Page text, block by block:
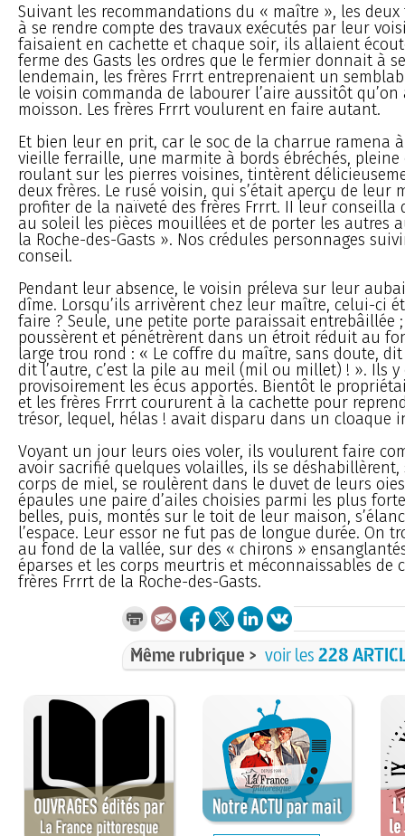
Suivant les recommandations du « maître », les deux
à se rendre compte des travaux exécutés par leur
faisaient en cachette et chaque soir, ils allaient
ferme des Gasts les ordres que le fermier donnait à
lendemain, les frères Frrrt entreprenaient un
le voisin commanda de labourer l’aire aussitôt
moisson. Les frères Frrrt voulurent en faire autant.
Et bien leur en prit, car le soc de la charrue ramena
vieille ferraille, une marmite à bords ébréchés, pleine
roulant sur les pierres voisines, tintèrent
deux frères. Le rusé voisin, qui s’était aperçu de leur
profiter de la naïveté des frères Frrrt. II leur conseilla
au soleil les pièces mouillées et de porter les autres
la Roche-des-Gasts ». Nos crédules personnages
conseil.
Pendant leur absence, le voisin préleva sur leur
dîme. Lorsqu’ils arrivèrent chez leur maître, celui-ci
faire ? Seule, une petite porte paraissait entrebâillée
poussèrent et pénétrèrent dans un étroit réduit au
large trou rond : « Le coffre du maître, sans doute, dit
dit l’autre, c’est la pile au meil (mil ou millet) ! ». Ils y
provisoirement les écus apportés. Bientôt le
et les frères Frrrt coururent à la cachette pour
trésor, lequel, hélas ! avait disparu dans un cloaque
Voyant un jour leurs oies voler, ils voulurent faire
avoir sacrifié quelques volailles, ils se déshabillèrent,
corps de miel, se roulèrent dans le duvet de leurs
épaules une paire d’ailes choisies parmi les plus
belles, puis, montés sur le toit de leur maison,
l’espace. Leur essor ne fut pas de longue durée. On
au fond de la vallée, sur des « chirons »
éparses et les corps meurtris et méconnaissables de
frères Frrrt de la Roche-des-Gasts.
Même rubrique > voir les228